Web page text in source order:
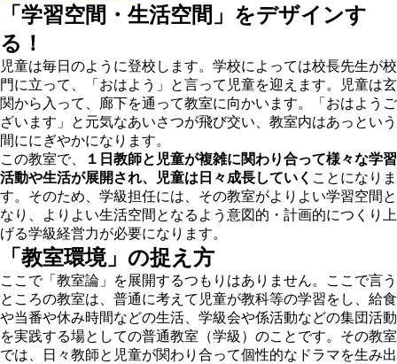
「学習空間・生活空間」をデザインす
る！
児童は毎日のように登校します。学校によっては校長先生が校
門に立って、「おはよう」と言って児童を迎えます。児童は玄
関から入って、廊下を通って教室に向かいます。「おはようご
ざいます」と元気なあいさつが飛び交い、教室内はあっという
間ににぎやかになります。
この教室で、
１日教師と児童が複雑に関わり合って様々な学習
活動や生活が展開され、児童は日々成長していく ことになりま
す。そのため、学級担任には、その教室がよりよい学習空間と
なり、よりよい生活空間となるよう意図的・計画的につくり上
げる学級経営力が必要になります。
「教室環境」の捉え方
ここで「教室論」を展開するつもりはありません。ここで言う
ところの教室は、普通に考えて児童が教科等の学習をし、給食
や当番や休み時間などの生活、学級会や係活動などの集団活動
を実践する場としての普通教室（学級）のことです。その教室
では、日々教師と児童が関わり合って個性的なドラマを生み出